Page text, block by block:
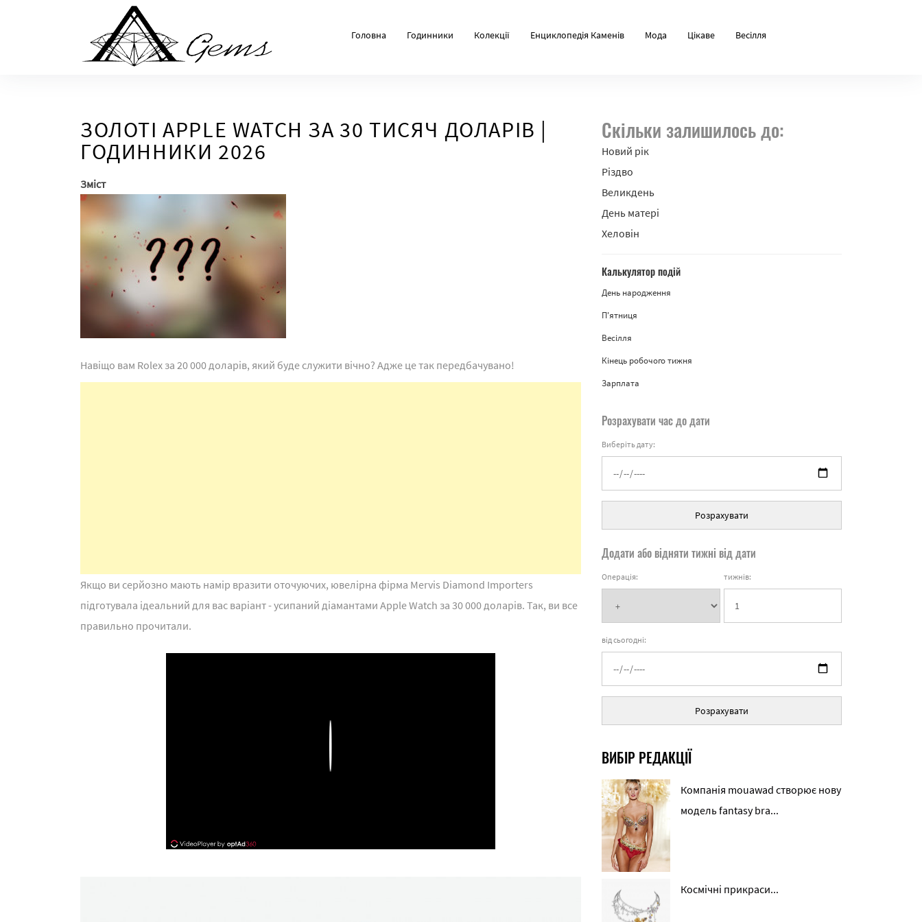
Головна Годинники Колекції Енциклопедія Каменів Мода Цікаве Весілля
ЗОЛОТІ APPLE WATCH ЗА 30 ТИСЯЧ ДОЛАРІВ |
ГОДИННИКИ 2026
Зміст
Навіщо вам Rolex за 20 000 доларів, який буде служити вічно? Адже це так передбачувано!
Якщо ви серйозно мають намір вразити оточуючих, ювелірна фірма Mervis Diamond Importers
підготувала ідеальний для вас варіант - усипаний діамантами Apple Watch за 30 000 доларів. Так, ви все
правильно прочитали.
Скільки залишилось до:
Новий рік
Різдво
Великдень
День матері
Хеловін
Калькулятор подій
День народження
П'ятниця
Весілля
Кінець робочого тижня
Зарплата
Розрахувати час до дати
Виберіть дату:
Розрахувати
Додати або відняти тижні від дати
Операція: тижнів:
від сьогодні:
Розрахувати
ВИБІР РЕДАКЦІЇ
Компанія mouawad створює нову
модель fantasy bra...
Космічні прикраси...